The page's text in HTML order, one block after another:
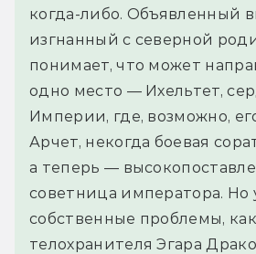
когда-либо. Объявленный
изгнанный с северной
понимает, что может
одно место — Ихельтет,
Империи, где, возможно,
Арчет, некогда боевая
а теперь —
советница императора. Но
собственные проблемы, как
телохранителя Эгара